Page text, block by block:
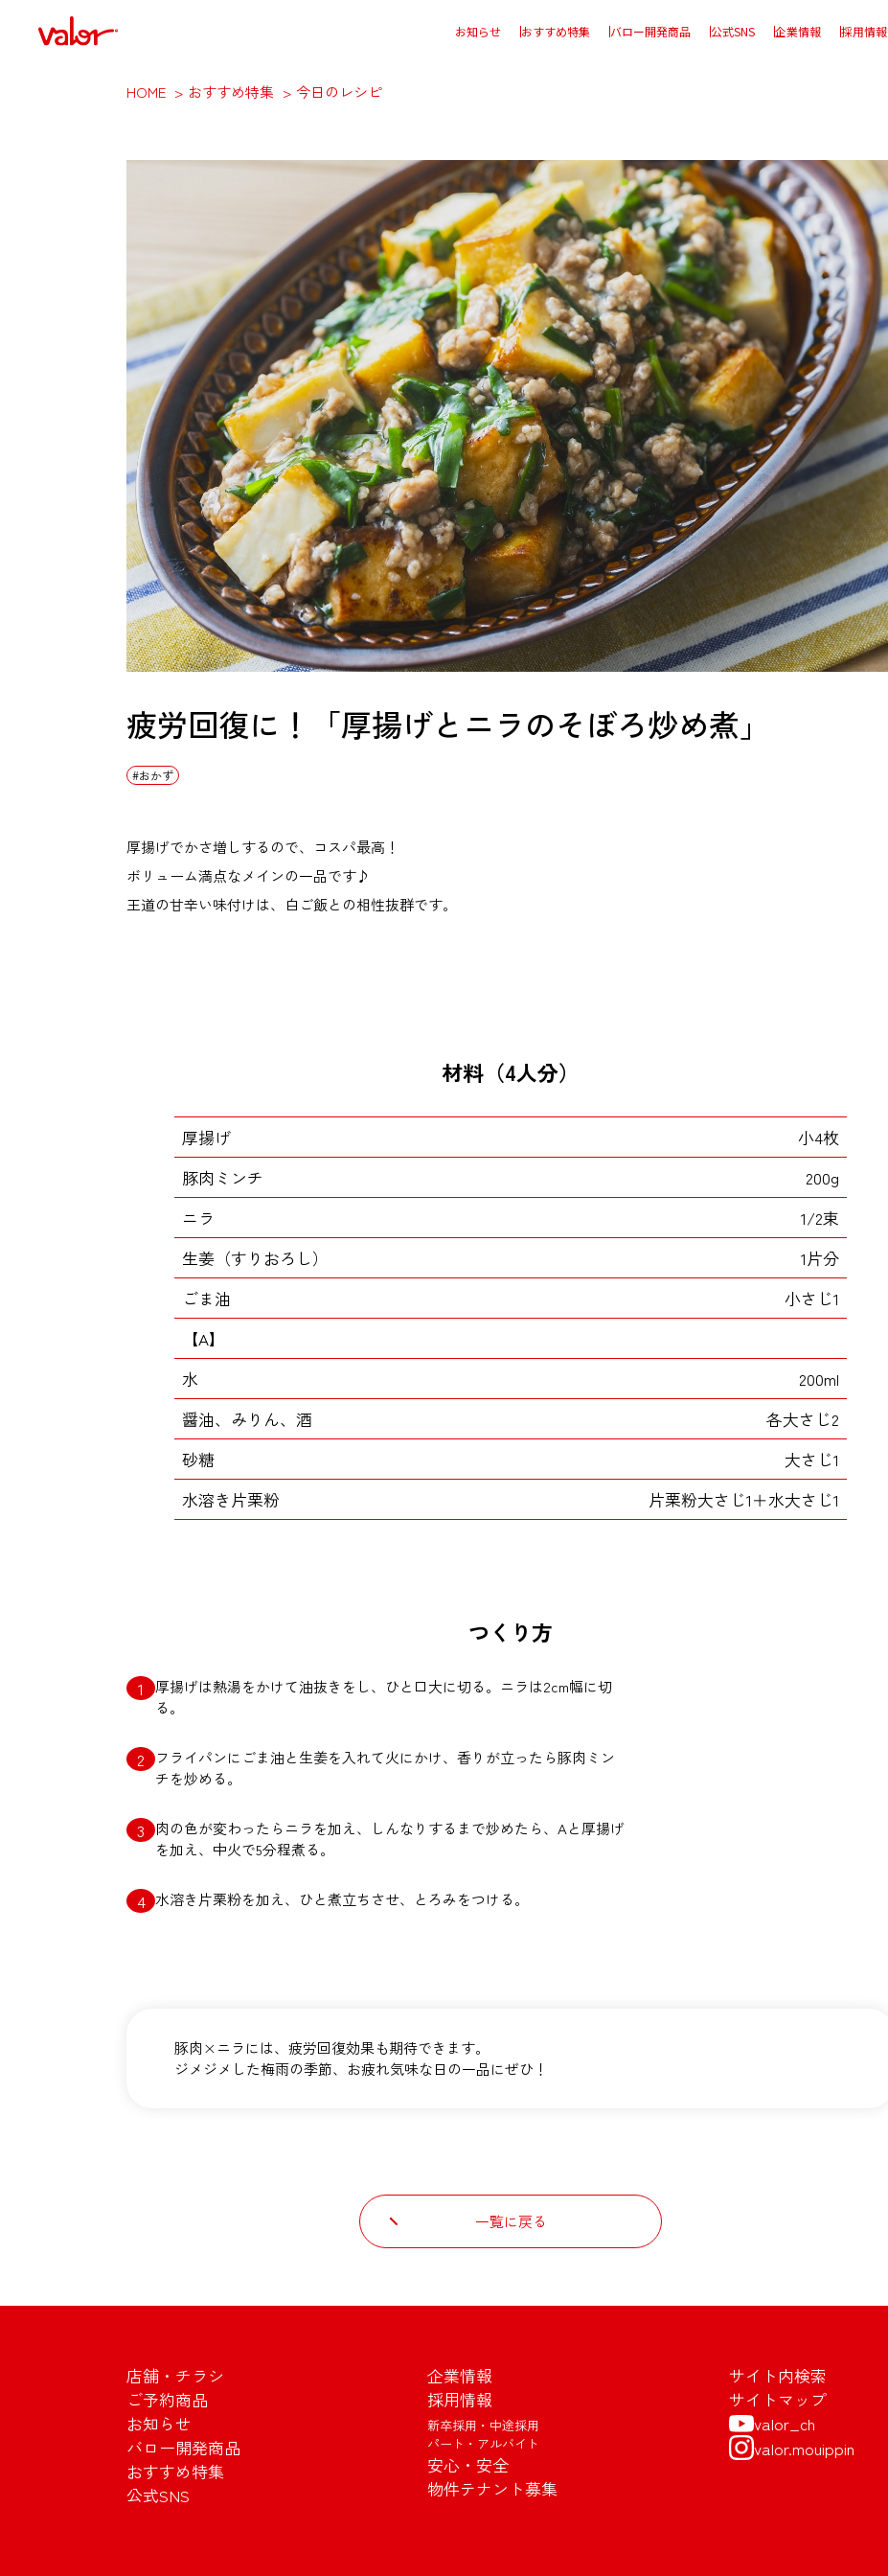
お知らせ おすすめ特集 バロー開発商品 公式SNS 企業情報 採用情報
HOME おすすめ特集 今日のレシピ
疲労回復に！「厚揚げとニラのそぼろ炒め煮」
おかず
厚揚げでかさ増しするので、コスパ最高！
ボリューム満点なメインの一品です♪
王道の甘辛い味付けは、白ご飯との相性抜群です。
材料（4人分）
厚揚げ
小4枚
豚肉ミンチ
200g
ニラ
1/2束
生姜（すりおろし）
1片分
ごま油
小さじ1
【A】
水
200ml
醤油、みりん、酒
各大さじ2
砂糖
大さじ1
水溶き片栗粉
片栗粉大さじ1＋水大さじ1
つくり方
厚揚げは熱湯をかけて油抜きをし、ひと口大に切る。ニラは2cm幅に切
る。
フライパンにごま油と生姜を入れて火にかけ、香りが立ったら豚肉ミン
チを炒める。
肉の色が変わったらニラを加え、しんなりするまで炒めたら、Aと厚揚げ
を加え、中火で5分程煮る。
水溶き片栗粉を加え、ひと煮立ちさせ、とろみをつける。
豚肉×ニラには、疲労回復効果も期待できます。
ジメジメした梅雨の季節、お疲れ気味な日の一品にぜひ！
一覧に戻る
店舗・チラシ
ご予約商品
お知らせ
バロー開発商品
おすすめ特集
公式SNS
企業情報
採用情報
新卒採用・中途採用
パート・アルバイト
安心・安全
物件テナント募集
サイト内検索
サイトマップ
valor_ch
valor.mouippin